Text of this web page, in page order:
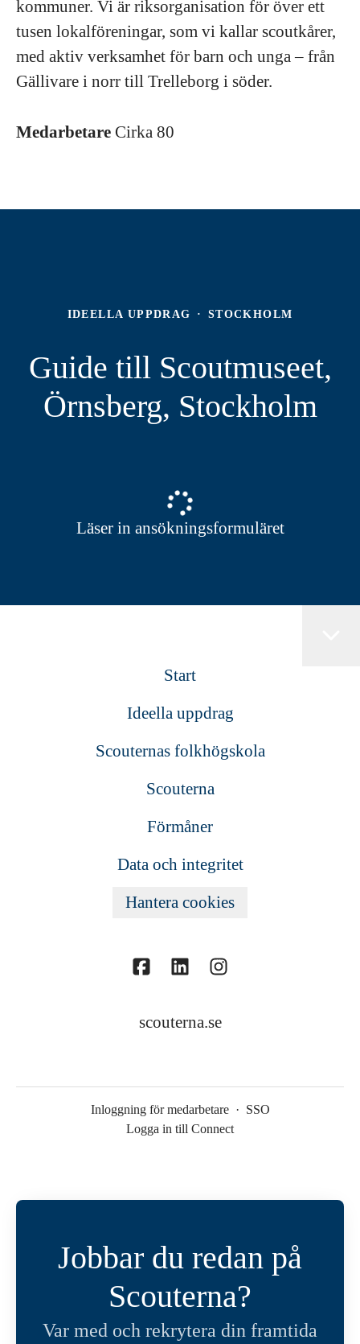
kommuner. Vi är riksorganisation för över ett
tusen lokalföreningar, som vi kallar scoutkårer,
med aktiv verksamhet för barn och unga – från
Gällivare i norr till Trelleborg i söder.
Medarbetare Cirka 80
IDEELLA UPPDRAG · STOCKHOLM
Guide till Scoutmuseet,
Örnsberg, Stockholm
Läser in ansökningsformuläret
Start
Ideella uppdrag
Scouternas folkhögskola
Scouterna
Förmåner
Data och integritet
Hantera cookies
scouterna.se
Inloggning för medarbetare · SSO
Logga in till Connect
Jobbar du redan på
Scouterna?
Var med och rekrytera din framtida